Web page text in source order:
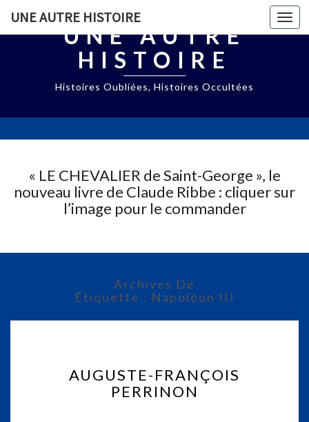
UNE AUTRE HISTOIRE
UNE AUTRE
HISTOIRE
Histoires Oubliées, Histoires Occultées
« LE CHEVALIER de Saint-George », le
nouveau livre de Claude Ribbe : cliquer sur
l’image pour le commander
Archives De
Étiquette : Napoléon III
U
G
AUGUSTE-FRANÇOIS
PERRINON